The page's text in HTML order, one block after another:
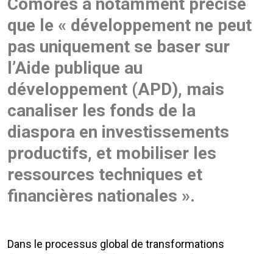
Comores a notamment précisé
que le « développement ne peut
pas uniquement se baser sur
l’Aide publique au
développement (APD), mais
canaliser les fonds de la
diaspora en investissements
productifs, et mobiliser les
ressources techniques et
financières nationales ».
Dans le processus global de transformations